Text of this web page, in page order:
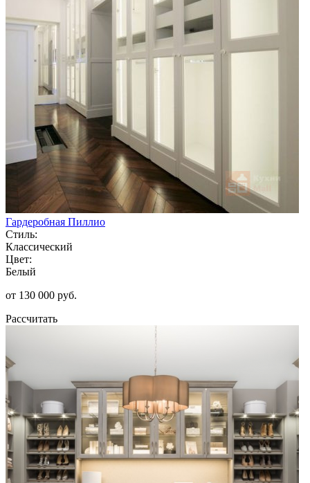
Гардеробная Пиллио
Стиль:
Классический
Цвет:
Белый
от 130 000 руб.
Рассчитать